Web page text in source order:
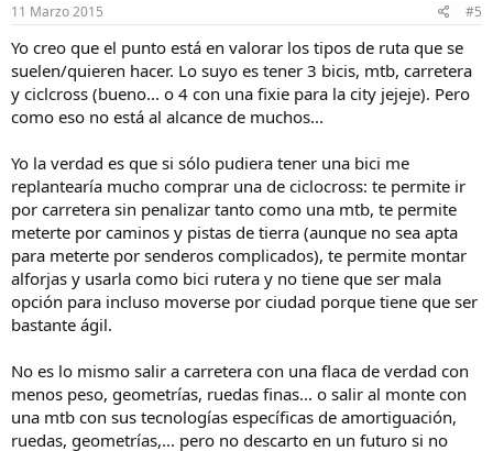
11 Marzo 2015 #5
Yo creo que el punto está en valorar los tipos de ruta que se
suelen/quieren hacer. Lo suyo es tener 3 bicis, mtb, carretera
y ciclcross (bueno... o 4 con una fixie para la city jejeje). Pero
como eso no está al alcance de muchos...
Yo la verdad es que si sólo pudiera tener una bici me
replantearía mucho comprar una de ciclocross: te permite ir
por carretera sin penalizar tanto como una mtb, te permite
meterte por caminos y pistas de tierra (aunque no sea apta
para meterte por senderos complicados), te permite montar
alforjas y usarla como bici rutera y no tiene que ser mala
opción para incluso moverse por ciudad porque tiene que ser
bastante ágil.
No es lo mismo salir a carretera con una flaca de verdad con
menos peso, geometrías, ruedas finas... o salir al monte con
una mtb con sus tecnologías específicas de amortiguación,
ruedas, geometrías,... pero no descarto en un futuro si no